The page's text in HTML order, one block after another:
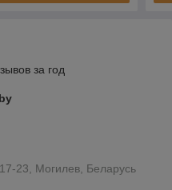
за год
23, Могилев, Беларусь